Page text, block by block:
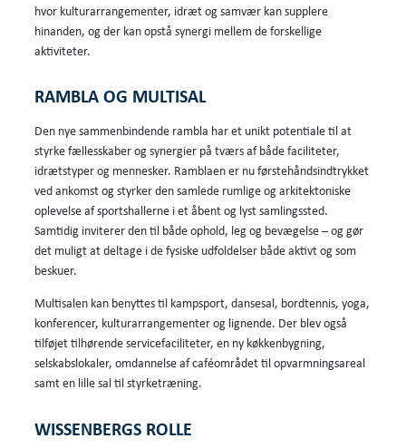
hvor kulturarrangementer, idræt og samvær kan supplere
hinanden, og der kan opstå synergi mellem de forskellige
aktiviteter.
RAMBLA OG MULTISAL
Den nye sammenbindende rambla har et unikt potentiale til at
styrke fællesskaber og synergier på tværs af både faciliteter,
idrætstyper og mennesker. Ramblaen er nu førstehåndsindtrykket
ved ankomst og styrker den samlede rumlige og arkitektoniske
oplevelse af sportshallerne i et åbent og lyst samlingssted.
Samtidig inviterer den til både ophold, leg og bevægelse – og gør
det muligt at deltage i de fysiske udfoldelser både aktivt og som
beskuer.
Multisalen kan benyttes til kampsport, dansesal, bordtennis, yoga,
konferencer, kulturarrangementer og lignende. Der blev også
tilføjet tilhørende servicefaciliteter, en ny køkkenbygning,
selskabslokaler, omdannelse af caféområdet til opvarmningsareal
samt en lille sal til styrketræning.
WISSENBERGS ROLLE